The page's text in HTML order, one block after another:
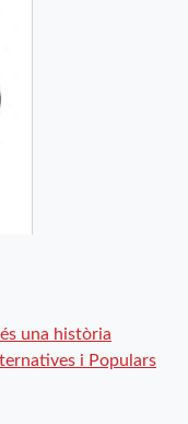
una història
i Populars